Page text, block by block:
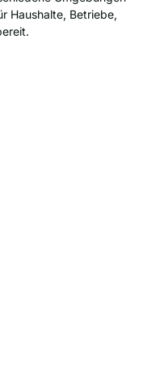
Haushalte, Betriebe,